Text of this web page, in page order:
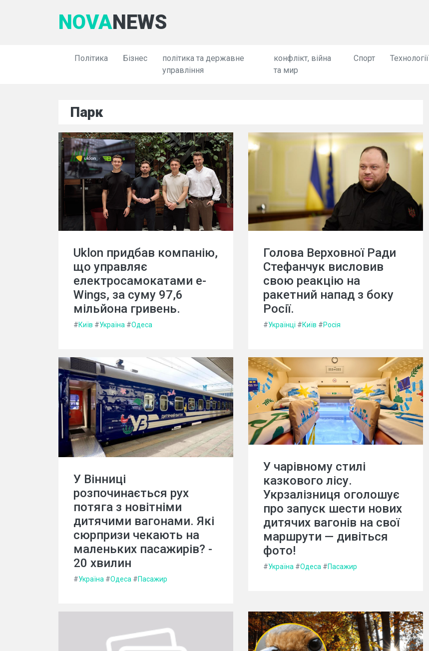
NOVANEWS
Політика Бізнес
політика та державне
управління
конфлікт, війна
та мир
Спорт Технології
Парк
Uklon придбав компанію,
що управляє
електросамокатами e-
Wings, за суму 97,6
мільйона гривень.
#Київ #Україна #Одеса
Голова Верховної Ради
Стефанчук висловив
свою реакцію на
ракетний напад з боку
Росії.
#Українці #Київ #Росія
У Вінниці
розпочинається рух
потяга з новітніми
дитячими вагонами. Які
сюрпризи чекають на
маленьких пасажирів? -
20 хвилин
#Україна #Одеса #Пасажир
У чарівному стилі
казкового лісу.
Укрзалізниця оголошує
про запуск шести нових
дитячих вагонів на свої
маршрути — дивіться
фото!
#Україна #Одеса #Пасажир